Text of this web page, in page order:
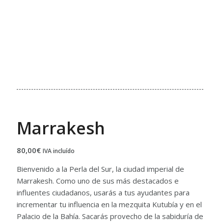
Marrakesh
80,00€ IVA incluído
Bienvenido a la Perla del Sur, la ciudad imperial de
Marrakesh. Como uno de sus más destacados e
influentes ciudadanos, usarás a tus ayudantes para
incrementar tu influencia en la mezquita Kutubía y en el
Palacio de la Bahía. Sacarás provecho de la sabiduría de